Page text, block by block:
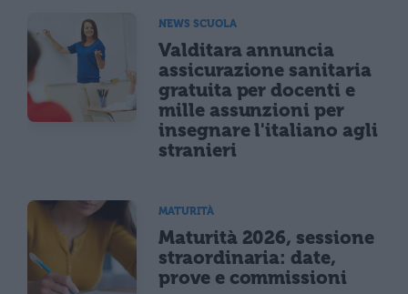
NEWS SCUOLA
Valditara annuncia
assicurazione sanitaria
gratuita per docenti e
mille assunzioni per
insegnare l'italiano agli
stranieri
MATURITÀ
Maturità 2026, sessione
straordinaria: date,
prove e commissioni